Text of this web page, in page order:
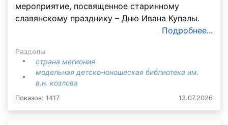
мероприятие, посвященное старинному
славянскому празднику – Дню Ивана Купалы.
Подробнее...
Разделы
страна мегиония
модельная детско-юношеская библиотека им.
в.н. козлова
Показов: 1417 13.07.2026